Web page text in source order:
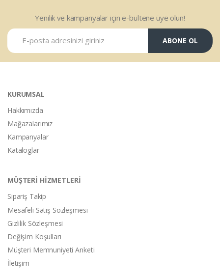
Yenilik ve kampanyalar için e-bültene üye olun!
ABONE OL
KURUMSAL
Hakkımızda
Mağazalarımız
Kampanyalar
Kataloglar
MÜŞTERİ HİZMETLERİ
Sipariş Takip
Mesafeli Satış Sözleşmesi
Gizlilik Sözleşmesi
Değişim Koşulları
Müşteri Memnuniyeti Anketi
İletişim